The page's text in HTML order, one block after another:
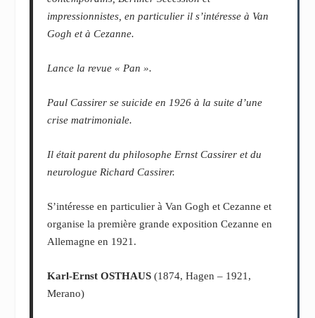
impressionnistes, en particulier il s’intéresse à Van
Gogh et à Cezanne.
Lance la revue « Pan ».
Paul Cassirer se suicide en 1926 à la suite d’une
crise matrimoniale.
Il était parent du philosophe Ernst Cassirer et du
neurologue Richard Cassirer.
S’intéresse en particulier à Van Gogh et Cezanne et
organise la première grande exposition Cezanne en
Allemagne en 1921.
Karl-Ernst OSTHAUS (1874, Hagen – 1921,
Merano)